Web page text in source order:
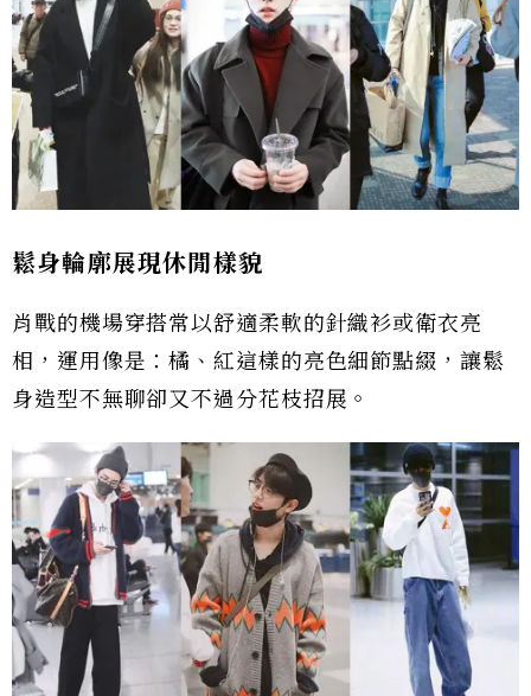
鬆身輪廓展現休閒樣貌
肖戰的機場穿搭常以舒適柔軟的針織衫或衛衣亮
相，運用像是：橘、紅這樣的亮色細節點綴，讓鬆
身造型不無聊卻又不過分花枝招展。